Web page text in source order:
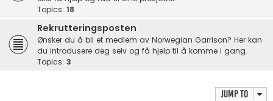
Topics: 18
Rekrutteringsposten
Ønsker du å bli et medlem av Norwegian Garrison? Her kan
du introdusere deg selv og få hjelp til å komme i gang.
Topics: 3
Jump to